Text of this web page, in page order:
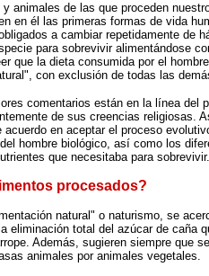
animales de las que proceden
en él las primeras formas de vida
a cambiar repetidamente de
para sobrevivir alimentándose
que la dieta consumida por el
con exclusión de todas las
comentarios están en la línea del
de sus creencias religiosas.
acuerdo en aceptar el proceso
hombre biológico, así como los
que necesitaba para sobrevivir.
procesados?
natural" o naturismo, se
eliminación total del azúcar de caña
Además, sugieren siempre que
animales por animales vegetales.